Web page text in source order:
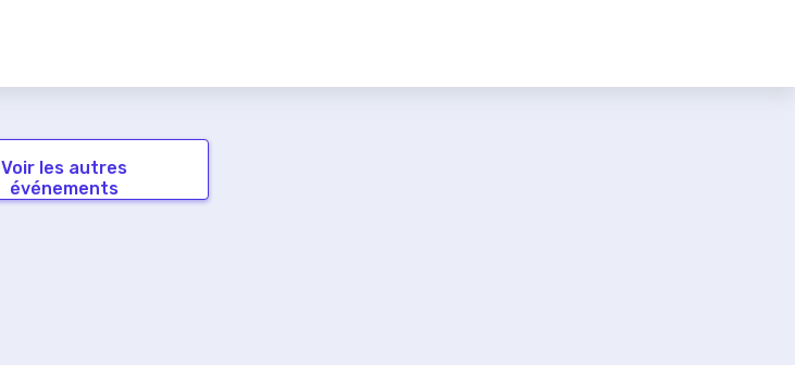
Voir les autres
événements